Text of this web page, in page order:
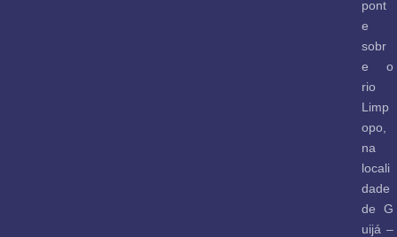
pont
e
sobr
e o
rio
Limp
opo,
na
locali
dade
de G
uijá –